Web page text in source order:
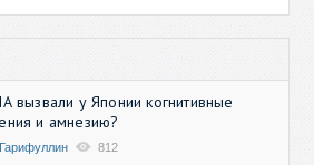
вызвали у Японии когнитивные
и амнезию?
812